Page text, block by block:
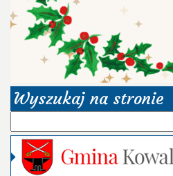
Wyszukaj na stronie